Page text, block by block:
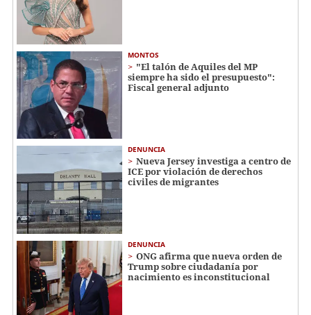
MONTOS
"El talón de Aquiles del MP
siempre ha sido el presupuesto":
Fiscal general adjunto
DENUNCIA
Nueva Jersey investiga a centro de
ICE por violación de derechos
civiles de migrantes
DENUNCIA
ONG afirma que nueva orden de
Trump sobre ciudadanía por
nacimiento es inconstitucional